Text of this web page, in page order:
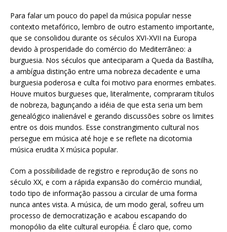
Para falar um pouco do papel da música popular nesse
contexto metafórico, lembro de outro estamento importante,
que se consolidou durante os séculos XVI-XVII na Europa
devido à prosperidade do comércio do Mediterrâneo: a
burguesia. Nos séculos que anteciparam a Queda da Bastilha,
a ambígua distinção entre uma nobreza decadente e uma
burguesia poderosa e culta foi motivo para enormes embates.
Houve muitos burgueses que, literalmente, compraram títulos
de nobreza, bagunçando a idéia de que esta seria um bem
genealógico inalienável e gerando discussões sobre os limites
entre os dois mundos. Esse constrangimento cultural nos
persegue em música até hoje e se reflete na dicotomia
música erudita X música popular.
Com a possibilidade de registro e reprodução de sons no
século XX, e com a rápida expansão do comércio mundial,
todo tipo de informação passou a circular de uma forma
nunca antes vista. A música, de um modo geral, sofreu um
processo de democratização e acabou escapando do
monopólio da elite cultural européia. É claro que, como